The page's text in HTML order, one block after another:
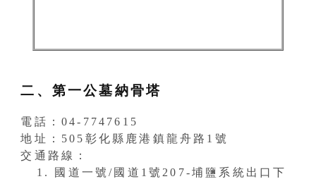
二、第一公墓納骨塔
電話：04-7747615
地址：505彰化縣鹿港鎮龍舟路1號
交通路線：
國道一號/國道1號207-埔鹽系統出口下